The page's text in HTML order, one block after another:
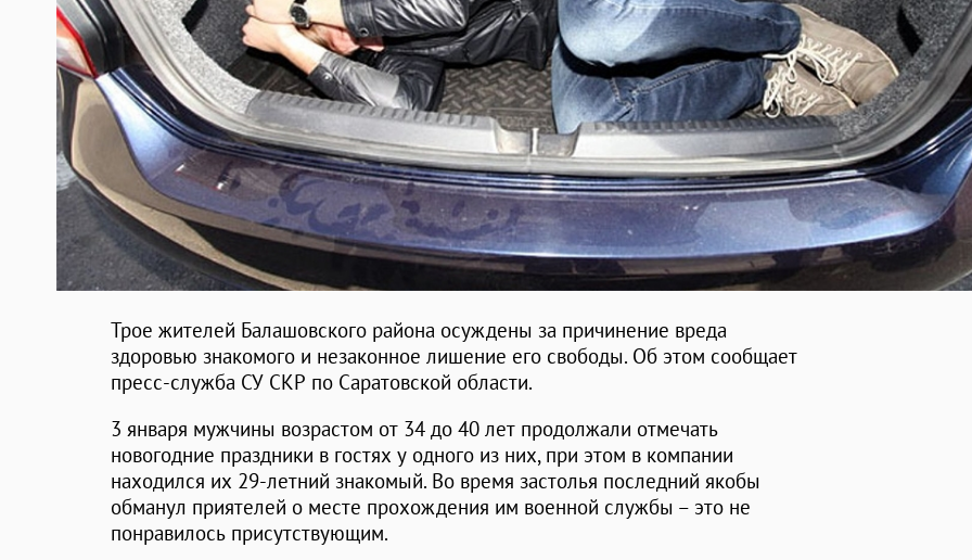
Трое жителей Балашовского района осуждены за причинение вреда
здоровью знакомого и незаконное лишение его свободы. Об этом сообщает
пресс-служба СУ СКР по Саратовской области.
3 января мужчины возрастом от 34 до 40 лет продолжали отмечать
новогодние праздники в гостях у одного из них, при этом в компании
находился их 29-летний знакомый. Во время застолья последний якобы
обманул приятелей о месте прохождения им военной службы – это не
понравилось присутствующим.